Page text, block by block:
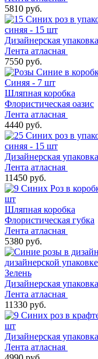
5810 руб.
синяя - 15 шт
Дизайнерская упаковка
Лента атласная
7550 руб.
Синяя - 7 шт
Шляпная коробка
Флористическая оазис
Лента атласная
4440 руб.
синяя - 15 шт
Дизайнерская упаковка
Лента атласная
11450 руб.
шт
Шляпная коробка
Флористическая губка
Лента атласная
5380 руб.
дизайнерской упаковке
Зелень
Дизайнерская упаковка
Лента атласная
11330 руб.
шт
Дизайнерская упаковка
Лента атласная